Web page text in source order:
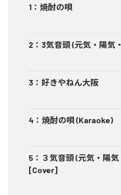
1 ： 焼酎の唄
2 ： 3気音頭 (元気・陽気
3 ： 好きやねん大阪
4 ： 焼酎の唄 (Karaoke)
5 ： ３気音頭 (元気・陽
[Cover]